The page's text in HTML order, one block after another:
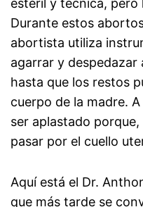
estéril y técnica, pero
Durante estos
abortista utiliza
agarrar y despedazar
hasta que los restos
cuerpo de la madre.
ser aplastado
pasar por el cuello
Aquí está el Dr.
que más tarde se